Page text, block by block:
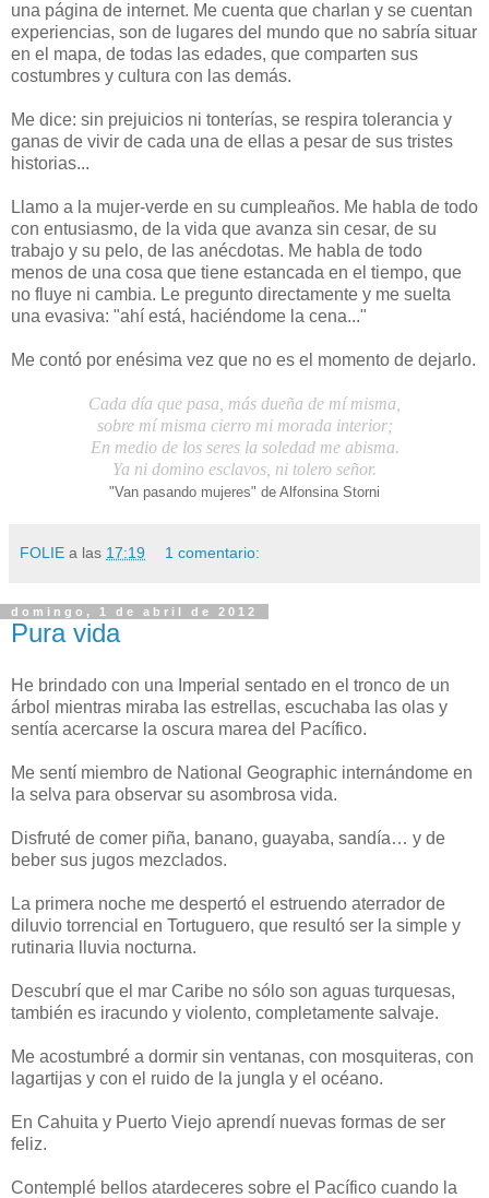
una página de internet. Me cuenta que charlan y se cuentan
experiencias, son de lugares del mundo que no sabría situar
en el mapa, de todas las edades, que comparten sus
costumbres y cultura con las demás.
Me dice: sin prejuicios ni tonterías, se respira tolerancia y
ganas de vivir de cada una de ellas a pesar de sus tristes
historias...
Llamo a la mujer-verde en su cumpleaños. Me habla de todo
con entusiasmo, de la vida que avanza sin cesar, de su
trabajo y su pelo, de las anécdotas. Me habla de todo
menos de una cosa que tiene estancada en el tiempo, que
no fluye ni cambia. Le pregunto directamente y me suelta
una evasiva: "ahí está, haciéndome la cena..."
Me contó por enésima vez que no es el momento de dejarlo.
Cada día que pasa, más dueña de mí misma,
sobre mí misma cierro mi morada interior;
En medio de los seres la soledad me abisma.
Ya ni domino esclavos, ni tolero señor.
"Van pasando mujeres" de Alfonsina Storni
FOLIE a las 17:19 1 comentario:
domingo, 1 de abril de 2012
Pura vida
He brindado con una Imperial sentado en el tronco de un
árbol mientras miraba las estrellas, escuchaba las olas y
sentía acercarse la oscura marea del Pacífico.
Me sentí miembro de National Geographic internándome en
la selva para observar su asombrosa vida.
Disfruté de comer piña, banano, guayaba, sandía… y de
beber sus jugos mezclados.
La primera noche me despertó el estruendo aterrador de
diluvio torrencial en Tortuguero, que resultó ser la simple y
rutinaria lluvia nocturna.
Descubrí que el mar Caribe no sólo son aguas turquesas,
también es iracundo y violento, completamente salvaje.
Me acostumbré a dormir sin ventanas, con mosquiteras, con
lagartijas y con el ruido de la jungla y el océano.
En Cahuita y Puerto Viejo aprendí nuevas formas de ser
feliz.
Contemplé bellos atardeceres sobre el Pacífico cuando la